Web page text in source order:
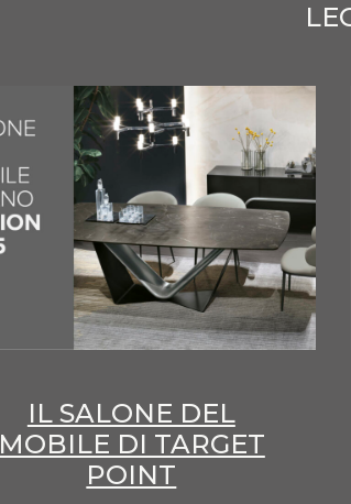
IL SALONE DEL
MOBILE DI TARGET
POINT